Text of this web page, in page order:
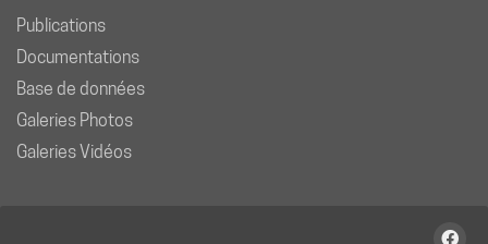
Publications
Documentations
Base de données
Galeries Photos
Galeries Vidéos